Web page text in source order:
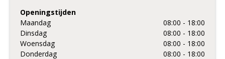
Openingstijden
Maandag
08:00 - 18:00
Dinsdag
08:00 - 18:00
Woensdag
08:00 - 18:00
Donderdag
08:00 - 18:00